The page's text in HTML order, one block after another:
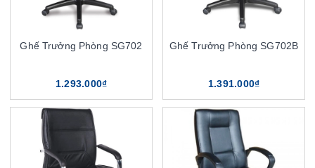
Ghế Trưởng Phòng SG702
1.293.000₫
Ghế Trưởng Phòng SG702B
1.391.000₫